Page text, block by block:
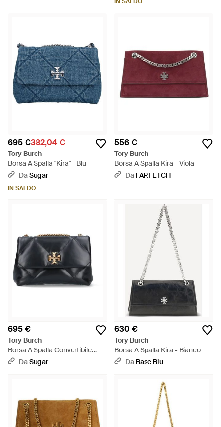
695 €382,04 €
Tory Burch
Borsa A Spalla "Kira" - Blu
DaSugar
IN SALDO
556 €
Tory Burch
Borsa A Spalla Kira - Viola
Da FARFETCH
695 €
Tory Burch
Borsa A Spalla Convertibile
"Kira" - Nero
DaSugar
630 €
Tory Burch
Borsa A Spalla Kira - Bianco
Da Base Blu